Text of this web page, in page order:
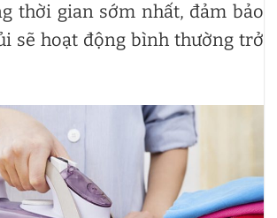
thời gian sớm nhất, đảm bảo
sẽ hoạt động bình thường trở